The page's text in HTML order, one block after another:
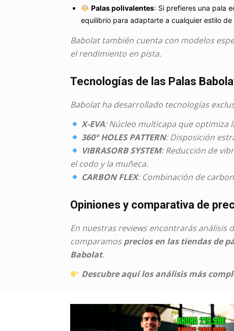
Palas polivalentes: Si prefieres una pala
equilibrio para adaptarte a cualquier estilo de
Babolat también cuenta con modelos
el rendimiento en pista.
Tecnologías de las Palas
Babolat ha desarrollado tecnologías
X-EVA: Núcleo multicapa que optimiza
360° HOLES PATTERN: Disposición
VIBRASORB SYSTEM: Reducción de
el codo y la muñeca.
CARBON FLEX: Combinación de
Opiniones y comparativa de
En nuestras reviews encontrarás análisis
comparamosprecios en las tiendas de
Babolat.
Descubre aquí los análisis más